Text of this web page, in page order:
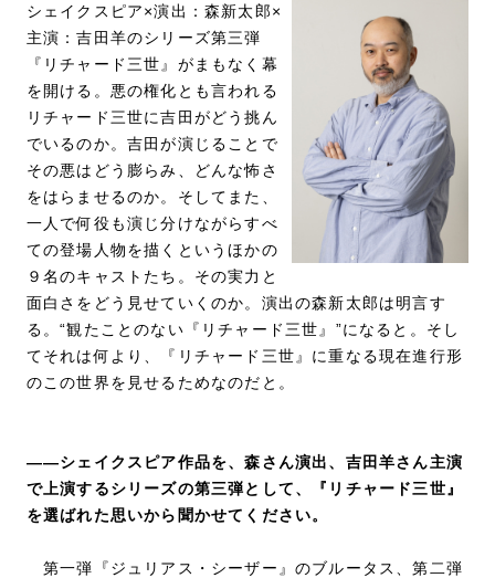
シェイクスピア×演出：森新太郎×
主演：吉田羊のシリーズ第三弾
『リチャード三世』がまもなく幕
を開ける。悪の権化とも言われる
リチャード三世に吉田がどう挑ん
でいるのか。吉田が演じることで
その悪はどう膨らみ、どんな怖さ
をはらませるのか。そしてまた、
一人で何役も演じ分けながらすべ
ての登場人物を描くというほかの
９名のキャストたち。その実力と
面白さをどう見せていくのか。演出の森新太郎は明言す
る。“観たことのない『リチャード三世』”になると。そし
てそれは何より、『リチャード三世』に重なる現在進行形
のこの世界を見せるためなのだと。
――シェイクスピア作品を、森さん演出、吉田羊さん主演
で上演するシリーズの第三弾として、『リチャード三世』
を選ばれた思いから聞かせてください。
第一弾『ジュリアス・シーザー』のブルータス、第二弾